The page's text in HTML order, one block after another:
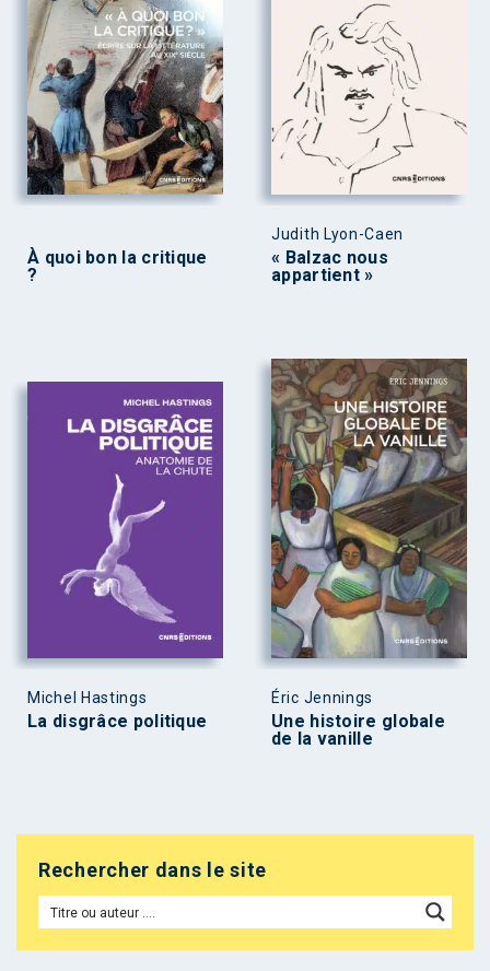
À quoi bon la critique
?
Judith Lyon-Caen
« Balzac nous
appartient »
Michel Hastings
La disgrâce politique
Éric Jennings
Une histoire globale
de la vanille
Rechercher dans le site